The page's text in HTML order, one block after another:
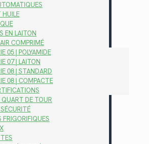
HUILE
EN LAITON
COMPRIMÉ
05 | POLYAMIDE
07 | LAITON
08 | STANDARD
08 | COMPACTE
QUART DE TOUR
FRIGORIFIQUES